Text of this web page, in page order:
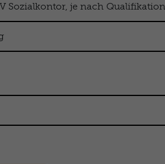
Sozialkontor, je nach Qualifikation